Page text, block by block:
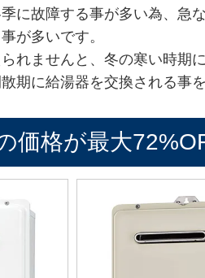
に故障する事が多い為、急
が多いです。
れませんと、冬の寒い時期
期に給湯器を交換される事
価格が最大